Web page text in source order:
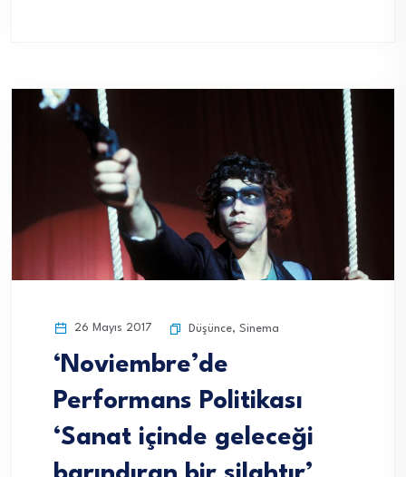
26 Mayıs 2017 Düşünce, Sinema
‘Noviembre’de
Performans Politikası
‘Sanat içinde geleceği